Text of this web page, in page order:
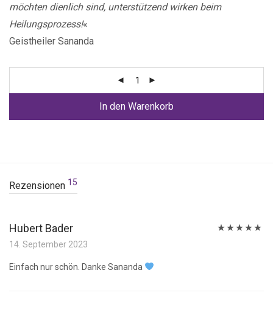
möchten dienlich sind, unterstützend wirken beim
Heilungsprozess!«
Geistheiler Sananda
In den Warenkorb
Rezensionen 15
Hubert Bader
14. September 2023
Einfach nur schön. Danke Sananda